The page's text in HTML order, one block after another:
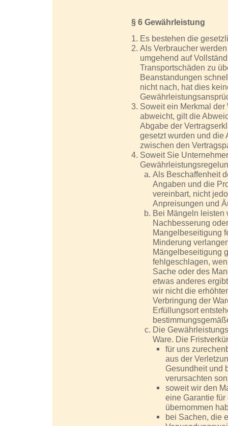
§ 6 Gewährleistung
Es bestehen die
Als Verbraucher
umgehend auf
Transportschäden zu
Beanstandungen
nicht nach, hat dies
Soweit ein Merkmal
abweicht, gilt die
Abgabe der
gesetzt wurden und die
zwischen den
Soweit Sie
Als Beschaffenheit
Angaben und die
vereinbart, nicht
Anpreisungen und
Bei Mängeln leisten
Nachbesserung
Mangelbeseitigung
Minderung
Mängelbeseitigung
fehlgeschlagen,
Sache oder des
etwas anderes
wir nicht die
Verbringung der
Erfüllungsort
Die
Ware. Die
für uns
aus der
Gesundheit und
verursachten
soweit wir den
eine Garantie
übernommen
bei Sachen, die